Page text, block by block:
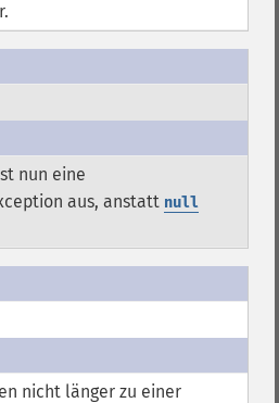
nun eine
aus, anstatt null
nicht länger zu einer